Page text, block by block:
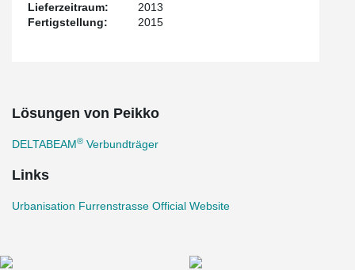
Lieferzeitraum:
2013
Fertigstellung:
2015
Lösungen von Peikko
DELTABEAM® Verbundträger
Links
Urbanisation Furrenstrasse Official Website